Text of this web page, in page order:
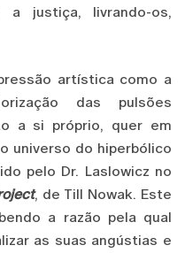
justiça, livrando-os,
artística como a
das pulsões
a si próprio, quer em
universo do hiperbólico
pelo Dr. Laslowicz no
, de Till Nowak. Este
a razão pela qual
as suas angústias e